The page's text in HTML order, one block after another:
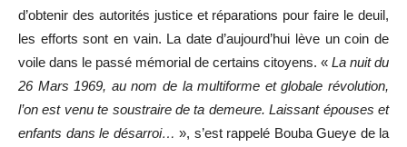
d’obtenir des autorités justice et réparations pour faire le deuil,
les efforts sont en vain. La date d’aujourd’hui lève un coin de
voile dans le passé mémorial de certains citoyens. « La nuit du
26 Mars 1969, au nom de la multiforme et globale révolution,
l’on est venu te soustraire de ta demeure. Laissant épouses et
enfants dans le désarroi… », s’est rappelé Bouba Gueye de la